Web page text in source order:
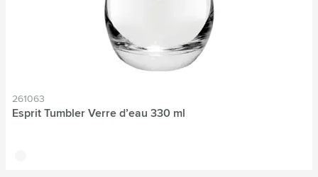
261063
Esprit Tumbler Verre d’eau 330 ml